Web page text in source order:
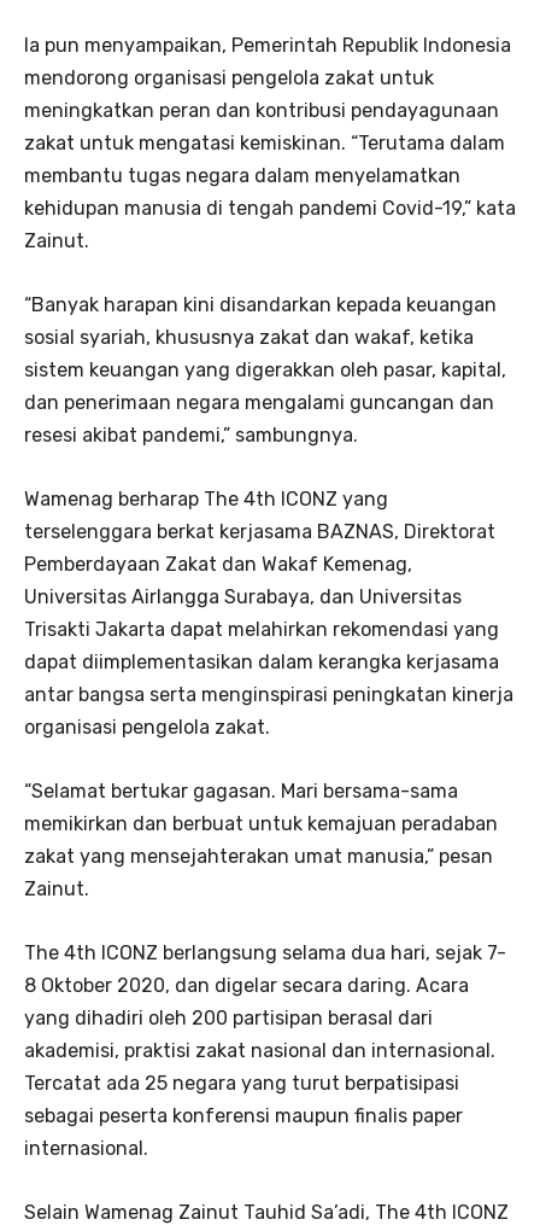
Ia pun menyampaikan, Pemerintah Republik Indonesia
mendorong organisasi pengelola zakat untuk
meningkatkan peran dan kontribusi pendayagunaan
zakat untuk mengatasi kemiskinan. “Terutama dalam
membantu tugas negara dalam menyelamatkan
kehidupan manusia di tengah pandemi Covid-19,” kata
Zainut.
“Banyak harapan kini disandarkan kepada keuangan
sosial syariah, khususnya zakat dan wakaf, ketika
sistem keuangan yang digerakkan oleh pasar, kapital,
dan penerimaan negara mengalami guncangan dan
resesi akibat pandemi,” sambungnya.
Wamenag berharap The 4th ICONZ yang
terselenggara berkat kerjasama BAZNAS, Direktorat
Pemberdayaan Zakat dan Wakaf Kemenag,
Universitas Airlangga Surabaya, dan Universitas
Trisakti Jakarta dapat melahirkan rekomendasi yang
dapat diimplementasikan dalam kerangka kerjasama
antar bangsa serta menginspirasi peningkatan kinerja
organisasi pengelola zakat.
“Selamat bertukar gagasan. Mari bersama-sama
memikirkan dan berbuat untuk kemajuan peradaban
zakat yang mensejahterakan umat manusia,” pesan
Zainut.
The 4th ICONZ berlangsung selama dua hari, sejak 7-
8 Oktober 2020, dan digelar secara daring. Acara
yang dihadiri oleh 200 partisipan berasal dari
akademisi, praktisi zakat nasional dan internasional.
Tercatat ada 25 negara yang turut berpatisipasi
sebagai peserta konferensi maupun finalis paper
internasional.
Selain Wamenag Zainut Tauhid Sa’adi, The 4th ICONZ